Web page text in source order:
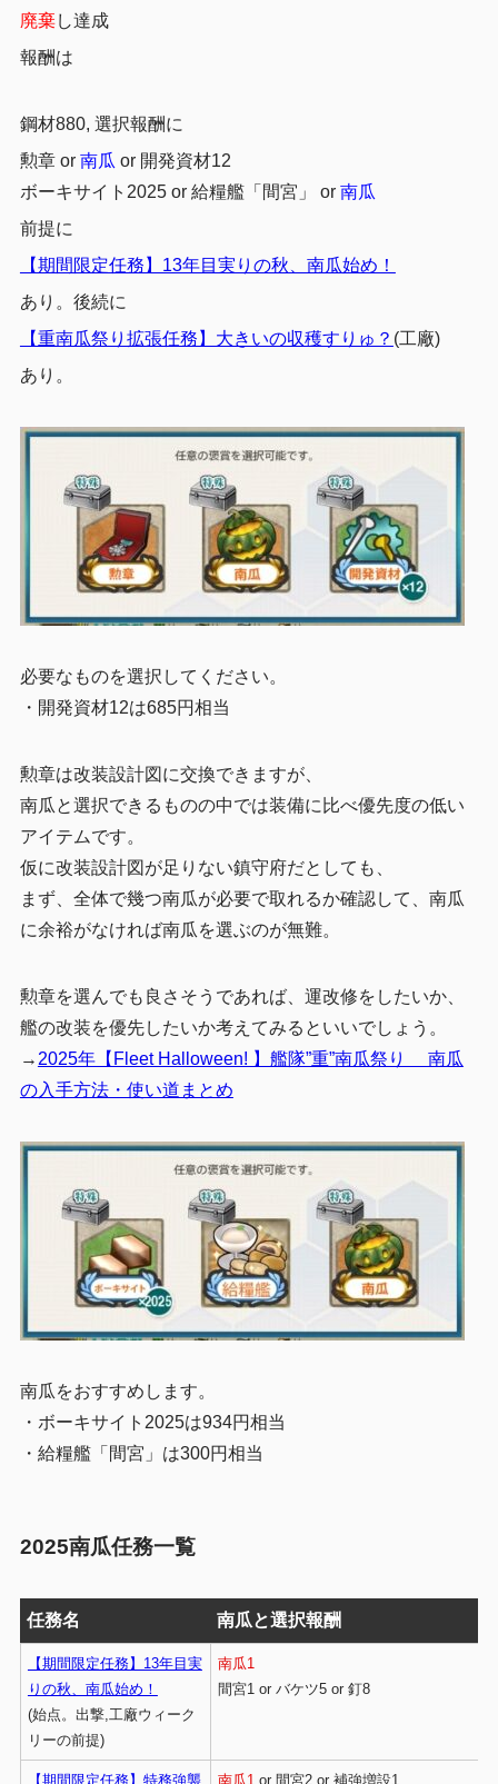
廃棄し達成
報酬は
鋼材880, 選択報酬に
勲章 or 南瓜 or 開発資材12
ボーキサイト2025 or 給糧艦「間宮」 or 南瓜
前提に
【期間限定任務】13年目実りの秋、南瓜始め！
あり。後続に
【重南瓜祭り拡張任務】大きいの収穫すりゅ？ (工廠)
あり。
必要なものを選択してください。
・開発資材12は685円相当
勲章は改装設計図に交換できますが、
南瓜と選択できるものの中では装備に比べ優先度の低い
アイテムです。
仮に改装設計図が足りない鎮守府だとしても、
まず、全体で幾つ南瓜が必要で取れるか確認して、南瓜
に余裕がなければ南瓜を選ぶのが無難。
勲章を選んでも良さそうであれば、運改修をしたいか、
艦の改装を優先したいか考えてみるといいでしょう。
→ 2025年【Fleet Halloween! 】艦隊”重”南瓜祭り 南瓜
の入手方法・使い道まとめ
南瓜をおすすめします。
・ボーキサイト2025は934円相当
・給糧艦「間宮」は300円相当
2025南瓜任務一覧
任務名 南瓜と選択報酬
【期間限定任務】13年目実
りの秋、南瓜始め！
(始点。出撃,工廠ウィーク
リーの前提)
南瓜1
間宮1 or バケツ5 or 釘8
【期間限定任務】特務強襲
南瓜1or 間宮2 or 補強増設1